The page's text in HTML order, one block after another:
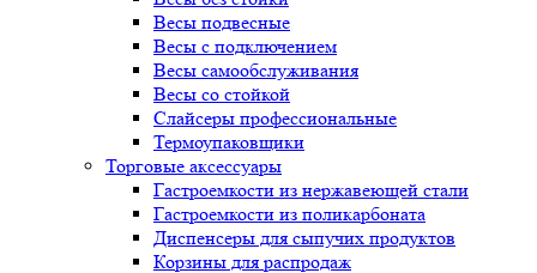
Весы подвесные
Весы с подключением
Весы самообслуживания
Весы со стойкой
Слайсеры профессиональные
Термоупаковщики
Торговые аксессуары
Гастроемкости из нержавеющей стали
Гастроемкости из поликарбоната
Диспенсеры для сыпучих продуктов
Корзины для распродаж